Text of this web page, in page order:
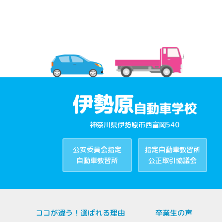
神奈川県伊勢原市西富岡540
公安委員会指定
自動車教習所
指定自動車教習所
公正取引協議会
ココが違う！選ばれる理由 卒業生の声